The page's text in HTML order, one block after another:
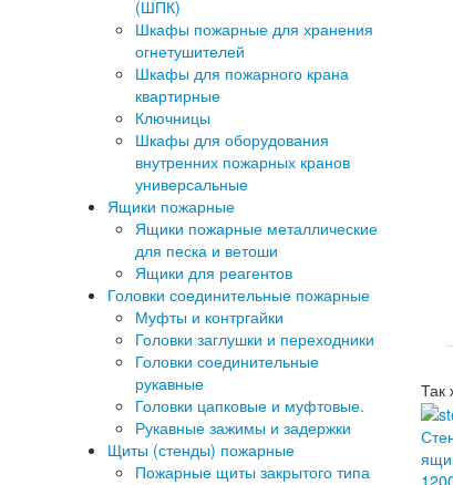
(ШПК)
Шкафы пожарные для хранения
огнетушителей
Шкафы для пожарного крана
квартирные
Ключницы
Шкафы для оборудования
внутренних пожарных кранов
универсальные
Ящики пожарные
Ящики пожарные металлические
для песка и ветоши
Ящики для реагентов
Головки соединительные пожарные
Муфты и контргайки
Головки заглушки и переходники
Головки соединительные
рукавные
Головки цапковые и муфтовые.
Рукавные зажимы и задержки
Щиты (стенды) пожарные
Пожарные щиты закрытого типа
Так